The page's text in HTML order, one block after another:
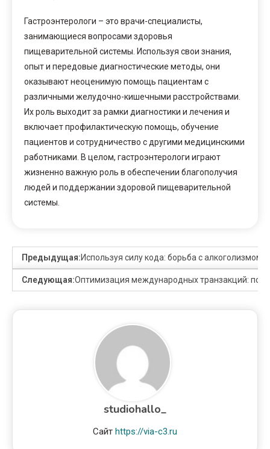
Гастроэнтерологи – это врачи-специалисты,
занимающиеся вопросами здоровья
пищеварительной системы. Используя свои знания,
опыт и передовые диагностические методы, они
оказывают неоценимую помощь пациентам с
различными желудочно-кишечными расстройствами.
Их роль выходит за рамки диагностики и лечения и
включает профилактическую помощь, обучение
пациентов и сотрудничество с другими медицинскими
работниками. В целом, гастроэнтерологи играют
жизненно важную роль в обеспечении благополучия
людей и поддержании здоровой пищеварительной
системы.
Предыдущая:Используя силу кода: борьба с алкоголизмом
Следующая:Оптимизация международных транзакций:
studiohallo_
Сайт https://via-c3.ru